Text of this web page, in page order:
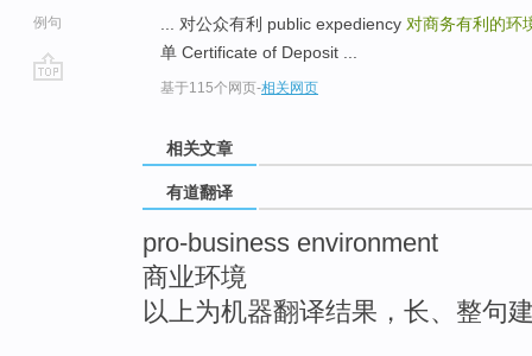
例句
... 对公众有利 public expediency 对商务有利的环
单 Certificate of Deposit ...
基于115个网页-相关网页
相关文章
有道翻译
pro-business environment
商业环境
以上为机器翻译结果，长、整句